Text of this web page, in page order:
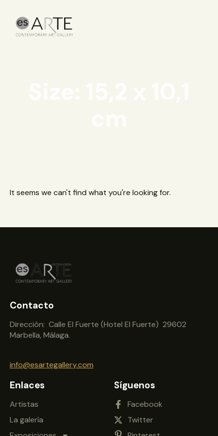
It seems we can't find what you're looking for.
Contacto
Dirección: Calle El Fuerte (Hotel El Fuerte) 29602
Marbella, Málaga.
info@esartegallery.com
Enlaces
Artistas
La galería
Síguenos
Facebook
Twitter